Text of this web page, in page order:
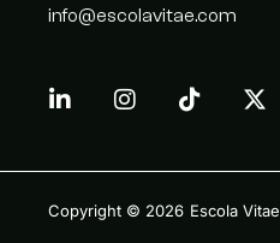
info@escolavitae.com
Copyright © 2026 Escola Vitae